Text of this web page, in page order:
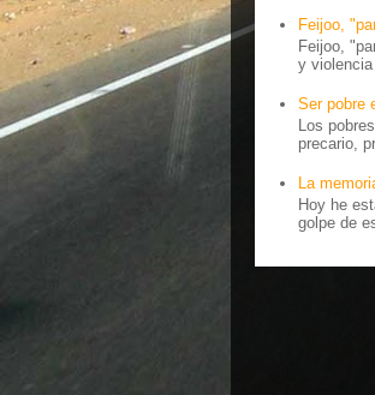
Feijoo,
Feijoo,
y violencia
Ser pobre
Los
precario,
La
Hoy he
golpe de